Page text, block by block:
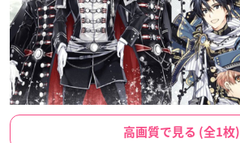
高画質で見る (全1枚)